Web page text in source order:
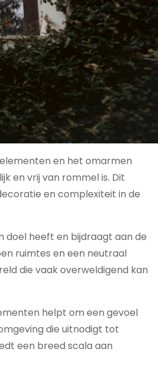
en het omarmen
en vrij van rommel is. Dit
en complexiteit in de
doel heeft en bijdraagt aan de
ruimtes en een neutraal
die vaak overweldigend kan
helpt om een gevoel
die uitnodigt tot
een breed scala aan